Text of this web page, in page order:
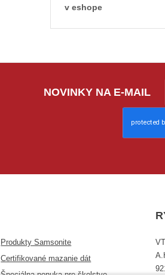
v eshope
NOVINKY NA E-MAIL
Produkty Samsonite
Certifikované mazanie dát